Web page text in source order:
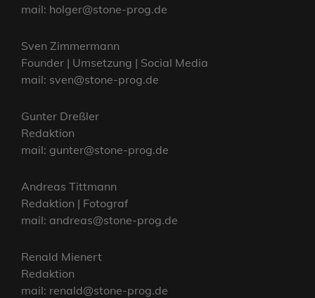
mail: holger@stone-prog.de
Sven Zimmermann
Founder | Umsetzung | Social Media
mail: sven@stone-prog.de
Gunter Dreßler
Redaktion
mail: gunter@stone-prog.de
Andreas Tittmann
Redaktion | Fotograf
mail: andreas@stone-prog.de
Renald Mienert
Redaktion
mail: renald@stone-prog.de